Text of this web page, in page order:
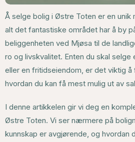
Å selge bolig i Østre Toten er en unik
alt det fantastiske området har å by
beliggenheten ved Mjøsa til de
ro og livskvalitet. Enten du skal selge
eller en fritidseiendom, er det viktig
hvordan du kan få mest mulig ut av
I denne artikkelen gir vi deg en
Østre Toten. Vi ser nærmere på
kunnskap er avgjørende, og hvordan